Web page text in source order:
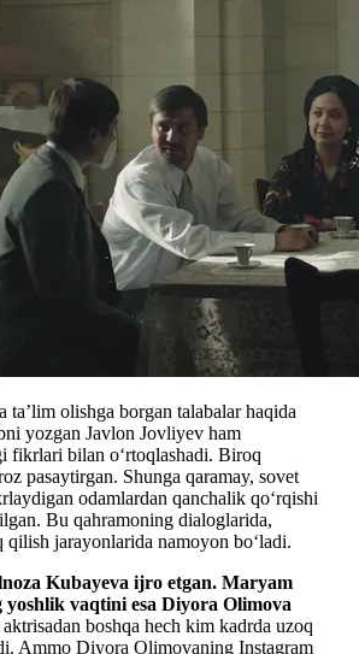
ta’lim olishga borgan talabalar haqida
yozgan Javlon Jovliyev ham
fikrlari bilan oʻrtoqlashadi. Biroq
pasaytirgan. Shunga qaramay, sovet
odamlardan qanchalik qoʻrqishi
Bu qahramoning dialoglarida,
qilish jarayonlarida namoyon boʻladi.
Kubayeva ijro etgan. Maryam
vaqtini esa Diyora Olimova
boshqa hech kim kadrda uzoq
Ammo Diyora Olimovaning Instagram